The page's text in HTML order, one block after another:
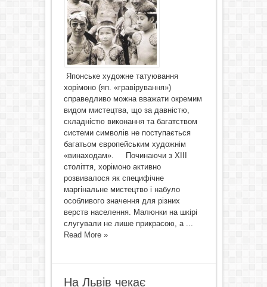
Японське художне татуювання
хорімоно (яп. «гравірування»)
справедливо можна вважати окремим
видом мистецтва, що за давністю,
складністю виконання та багатством
системи символів не поступається
багатьом європейським художнім
«винаходам». Починаючи з ХІІІ
століття, хорімоно активно
розвивалося як специфічне
маргінальне мистецтво і набуло
особливого значення для різних
верств населення. Малюнки на шкірі
слугували не лише прикрасою, а ...
Read More »
На Львів чекає